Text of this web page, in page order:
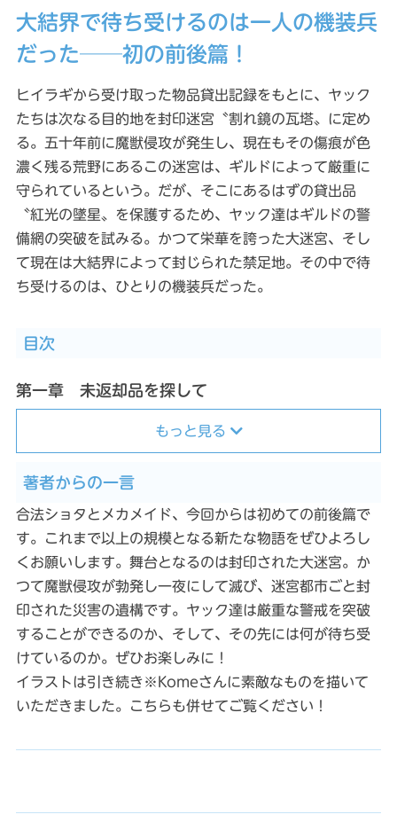
大結界で待ち受けるのは一人の機装兵
だった──初の前後篇！
ヒイラギから受け取った物品貸出記録をもとに、ヤック
たちは次なる目的地を封印迷宮〝割れ鏡の瓦塔〟に定め
る。五十年前に魔獣侵攻が発生し、現在もその傷痕が色
濃く残る荒野にあるこの迷宮は、ギルドによって厳重に
守られているという。だが、そこにあるはずの貸出品
〝紅光の墜星〟を保護するため、ヤック達はギルドの警
備網の突破を試みる。かつて栄華を誇った大迷宮、そし
て現在は大結界によって封じられた禁足地。その中で待
ち受けるのは、ひとりの機装兵だった。
目次
第一章 未返却品を探して
もっと見る
著者からの一言
合法ショタとメカメイド、今回からは初めての前後篇で
す。これまで以上の規模となる新たな物語をぜひよろし
くお願いします。舞台となるのは封印された大迷宮。か
つて魔獣侵攻が勃発し一夜にして滅び、迷宮都市ごと封
印された災害の遺構です。ヤック達は厳重な警戒を突破
することができるのか、そして、その先には何が待ち受
けているのか。ぜひお楽しみに！
イラストは引き続き※Komeさんに素敵なものを描いて
いただきました。こちらも併せてご覧ください！